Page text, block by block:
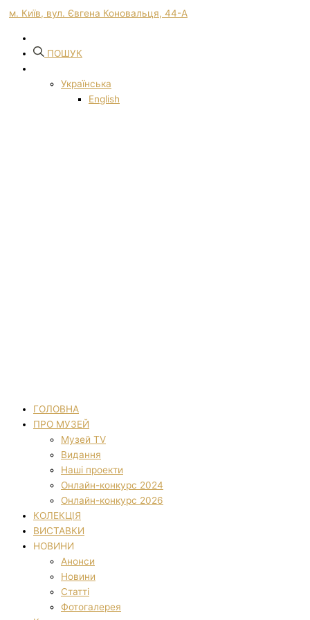
м. Київ, вул. Євгена Коновальця, 44-А
ПОШУК
Українська
English
ГОЛОВНА
ПРО МУЗЕЙ
Музей TV
Видання
Наші проекти
Онлайн-конкурс 2024
Онлайн-конкурс 2026
КОЛЕКЦІЯ
ВИСТАВКИ
НОВИНИ
Анонси
Новини
Статті
Фотогалерея